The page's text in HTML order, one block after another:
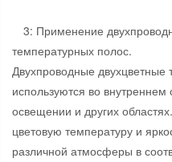
3: Применение
температурных полос.
Двухпроводные
используются во
освещении и других
цветовую температуру и
различной атмосферы в